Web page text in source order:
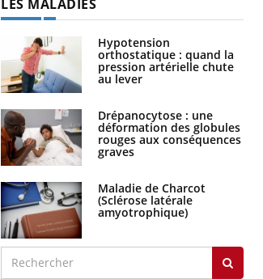
La sieste empêche-t-elle de dormir
la nuit ?
LES MALADIES
Hypotension
orthostatique : quand la
pression artérielle chute
au lever
Drépanocytose : une
déformation des globules
rouges aux conséquences
graves
Maladie de Charcot
(Sclérose latérale
amyotrophique)